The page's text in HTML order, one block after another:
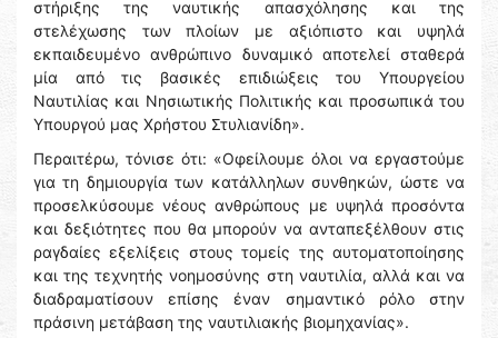
στήριξης της ναυτικής απασχόλησης και της
στελέχωσης των πλοίων με αξιόπιστο και υψηλά
εκπαιδευμένο ανθρώπινο δυναμικό αποτελεί σταθερά
μία από τις βασικές επιδιώξεις του Υπουργείου
Ναυτιλίας και Νησιωτικής Πολιτικής και προσωπικά του
Υπουργού μας Χρήστου Στυλιανίδη».
Περαιτέρω, τόνισε ότι: «Οφείλουμε όλοι να εργαστούμε
για τη δημιουργία των κατάλληλων συνθηκών, ώστε να
προσελκύσουμε νέους ανθρώπους με υψηλά προσόντα
και δεξιότητες που θα μπορούν να ανταπεξέλθουν στις
ραγδαίες εξελίξεις στους τομείς της αυτοματοποίησης
και της τεχνητής νοημοσύνης στη ναυτιλία, αλλά και να
διαδραματίσουν επίσης έναν σημαντικό ρόλο στην
πράσινη μετάβαση της ναυτιλιακής βιομηχανίας».